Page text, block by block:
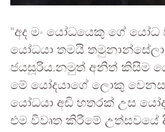
“අද මං යෝධයෙකු ගේ යෝධ
යෝධයා තමයි තමුනාන්සේලා
ජයසූරිය.නමුත් අනිත් කිසිම
මේ යෝදයාගේ ලොකු
යෝධයා අඩි හතරක් උස
එම විවෘත කිරීමේ උත්සවයේ